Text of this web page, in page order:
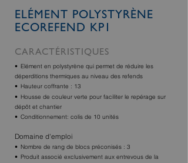
ELÉMENT POLYSTYRÈNE
ECOREFEND KP1
CARACTÉRISTIQUES
Elément en polystyrène qui permet de réduire les
déperditions thermiques au niveau des refends
Hauteur coffrante : 13
Housse de couleur verte pour faciliter le repérage sur
dépôt et chantier
Conditionnement: colis de 10 unités
Domaine d'emploi
Nombre de rang de blocs préconisés : 3
Produit associé exclusivement aux entrevous de la